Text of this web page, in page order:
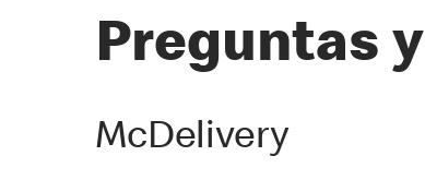
Preguntas
McDelivery